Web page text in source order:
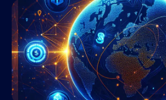
nevner også to andre
på godkjenning i Senatet:
Anti-CBDC Surveillance State-
Førstnevnte etablerer en
for kryptovaluta, mens
mål å hindre Federal Reserve
sentralbank digital valuta.